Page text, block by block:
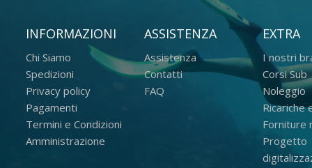
INFORMAZIONI
Chi Siamo
Spedizioni
Privacy policy
Pagamenti
Termini e Condizioni
Amministrazione
ASSISTENZA
Assistenza
Contatti
FAQ
EXTRA
I nostri
Corsi Sub
Noleggio
Ricariche
Forniture
Progetto